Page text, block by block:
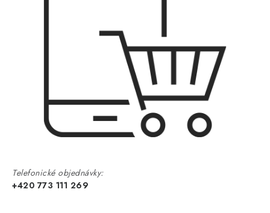
Telefonické objednávky:
+420 773 111 269